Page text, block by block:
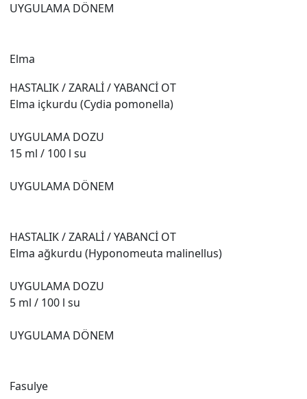
UYGULAMA DÖNEM
Elma
HASTALIK / ZARALİ / YABANCİ OT
Elma içkurdu (Cydia pomonella)
UYGULAMA DOZU
15 ml / 100 l su
UYGULAMA DÖNEM
HASTALIK / ZARALİ / YABANCİ OT
Elma ağkurdu (Hyponomeuta malinellus)
UYGULAMA DOZU
5 ml / 100 l su
UYGULAMA DÖNEM
Fasulye